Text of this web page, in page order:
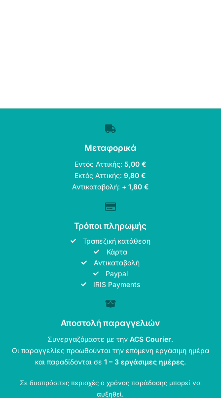
Μεταφορικά
Εντός Αττικής: 5,00 €
Εκτός Αττικής:9,80 €
Αντικαταβολή: + 1,80 €
Τρόποι πληρωμής
Τραπεζική κατάθεση
Κάρτα
Αντικαταβολή
Paypal
IRIS Payments
Αποστολή παραγγελιών
Συνεργαζόμαστε με τηνACS Courier.
Οι παραγγελίες προωθούνται την επόμενη εργάσιμη ημέρα
και παραδίδονται σε 1 – 3 εργάσιμες ημέρες.
Σε δυσπρόσιτες περιοχές ο χρόνος παράδοσης μπορεί να
αυξηθεί.